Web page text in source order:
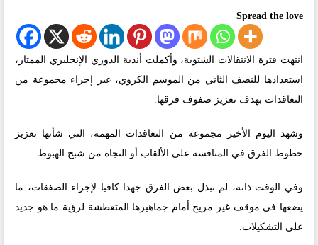
Spread the love
انتهت فترة الانتقالات الشتوية، وأكملت أندية الدوري الإنجليزي الممتاز،
استعدادها للنصف الثاني من الموسم الكروي، عبر إجراء مجموعة من
التعاقدات بهدف تعزيز صفوف فرقها.
وشهد اليوم الأخير مجموعة من التعاقدات المهمة، التي شأنها تعزيز
حظوظ الفرق في المنافسة على الألقاب أو النجاة من شبح الهبوط.
وفي الوقت ذاته، لم تبذل بعض الفرق جهدا كافيا لإجراء الصفقات، ما
يضعها في موقف غير مريح أمام جماهيرها المتعطشة لرؤية ما هو جديد
على التشكيلات.